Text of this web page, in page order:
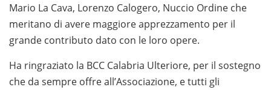
Mario La Cava, Lorenzo Calogero, Nuccio Ordine che
meritano di avere maggiore apprezzamento per il
grande contributo dato con le loro opere.
Ha ringraziato la BCC Calabria Ulteriore, per il sostegno
che da sempre offre all’Associazione, e tutti gli